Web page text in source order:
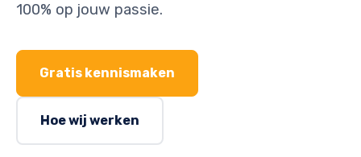
100% op jouw passie.
Gratis kennismaken
Hoe wij werken